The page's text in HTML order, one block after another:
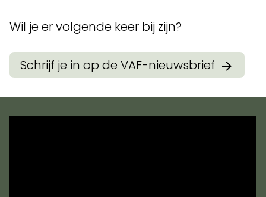
Wil je er volgende keer bij zijn?
Schrijf je in op de VAF-nieuwsbrief